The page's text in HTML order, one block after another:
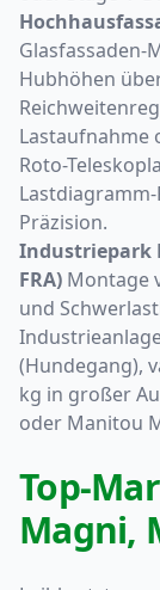
Hubhöhen
Lastaufnahme
Roto-
Präzision.
Industriepark
FRA) Montage
und
(Hundegang),
kg in großer
oder Manitou
Top-
Magni,